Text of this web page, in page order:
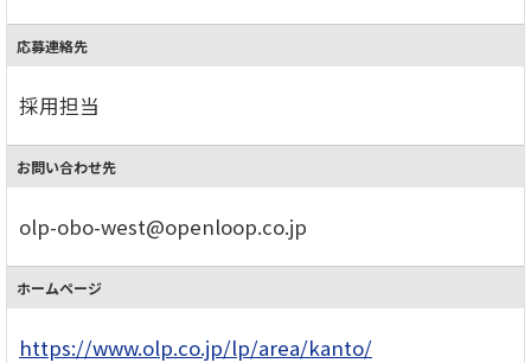
応募連絡先
採用担当
お問い合わせ先
olp-obo-west@openloop.co.jp
ホームページ
https://www.olp.co.jp/lp/area/kanto/